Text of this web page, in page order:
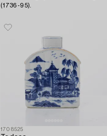
(1736-95).
1708525